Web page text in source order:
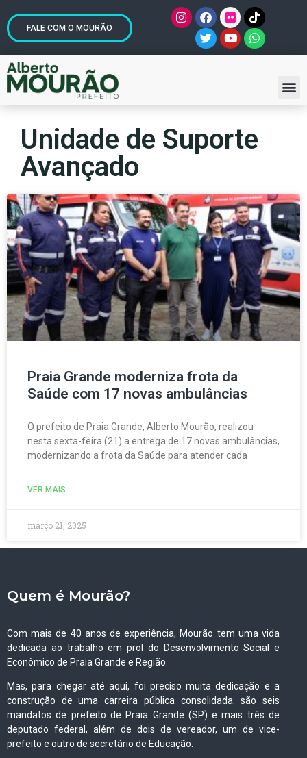
FALE COM O MOURÃO
Unidade de Suporte
Avançado
Praia Grande moderniza frota da
Saúde com 17 novas ambulâncias
O prefeito de Praia Grande, Alberto Mourão, realizou
nesta sexta-feira (21) a entrega de 17 novas ambulâncias,
modernizando a frota da Saúde para atender cada
VER MAIS
março 21, 2025
Quem é Mourão?
Com mais de 40 anos de experiência, Mourão tem uma vida
dedicada ao trabalho em prol do Desenvolvimento Social e
Econômico de Praia Grande e Região.
Mas, para chegar até aqui, foi preciso muita dedicação e a
construção de uma carreira pública consolidada: são seis
mandatos de prefeito de Praia Grande (SP) e mais três de
deputado federal, além de dois de vereador, um de vice-
prefeito e outro de secretário de Educação.